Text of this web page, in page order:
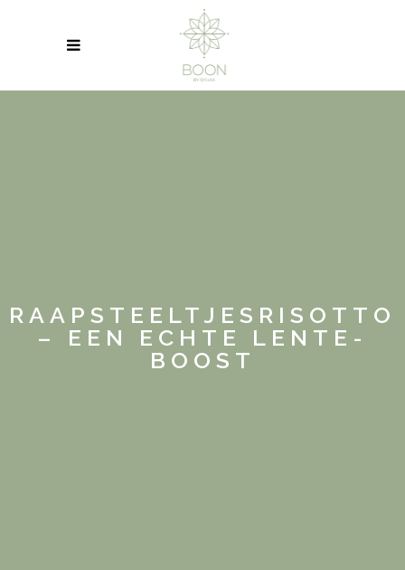
RAAPSTEELTJESRISOTTO
– EEN ECHTE LENTE-
BOOST